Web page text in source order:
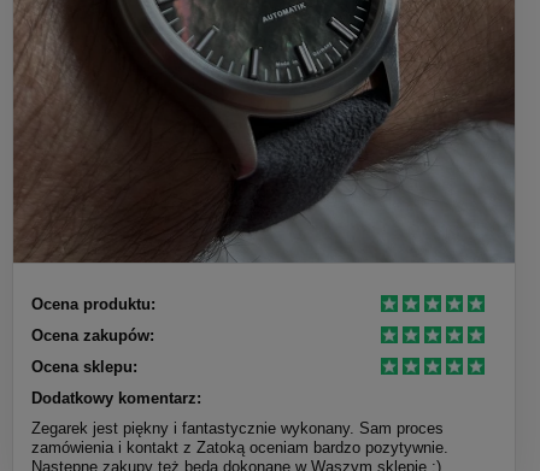
Ocena produktu:
Ocena zakupów:
Ocena sklepu:
Dodatkowy komentarz:
Zegarek jest piękny i fantastycznie wykonany. Sam proces
zamówienia i kontakt z Zatoką oceniam bardzo pozytywnie.
Następne zakupy też będą dokonane w Waszym sklepie :)